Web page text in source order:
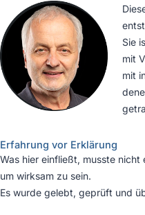
Sie
mit
mit
Erfahrung vor Erklärung
Was hier einfließt, musste
um wirksam zu sein.
Es wurde gelebt, geprüft und